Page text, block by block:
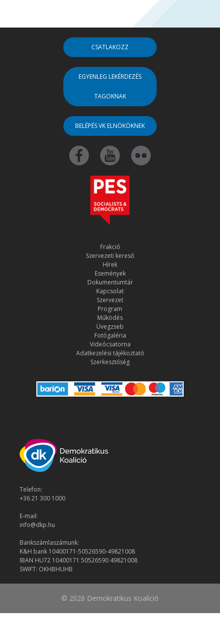
CSATLAKOZZ
EGYENLEG LEKÉRDEZÉS
TAGOKNAK
BELÉPÉS VK ELNÖKÖKNEK
Frakció
Szervezeti kereső
Hírek
Események
Dokumentumtár
Kapcsolat
Szervezet
Program
Működés
Üvegzseb
Fotógaléria
Videócsatorna
Adatkezelési tájékoztató
Szerkesztőség
Telefon:
+36 21 300 1000
E-mail:
info@dkp.hu
Bankszámlaszámunk:
K&H bank 10400171-50526590-49821008
IBAN HU72 10400171 50526590 49821008
SWIFT: OKHBHUHB
© 2026 Demokratikus Koalíció